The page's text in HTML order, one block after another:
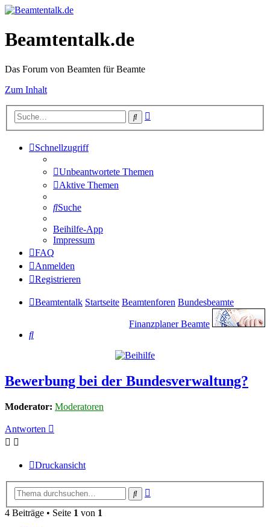
Beamtentalk.de
Das Forum von Beamten für Beamte
Zum Inhalt
Suche
Schnellzugriff
Unbeantwortete Themen
Aktive Themen
Suche
Beihilfe-App
Impressum
FAQ
Anmelden
Registrieren
Beamtentalk Startseite Beamtenforen Bundesbeamte
Finanzplaner Beamte
Suche
Bewerbung bei der Bundesverwaltung?
Moderator: Moderatoren
Antworten
Druckansicht
Suche
4 Beiträge • Seite 1 von 1